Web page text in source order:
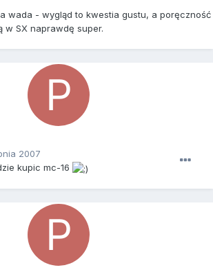
wada - wygląd to kwestia gustu, a poręczność
w SX naprawdę super.
2007
kupic mc-16